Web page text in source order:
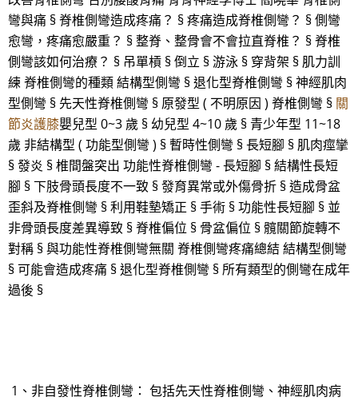
彎與痛 § 脊椎側彎造成疼痛？ § 疼痛造成脊椎側彎？ § 側彎
愈彎，疼痛愈嚴重？ § 整脊、整骨會不會拉直脊椎？ § 脊椎
側彎該如何治療？ § 吊單槓 § 倒立 § 游泳 § 穿背架 § 肌力訓
練 脊椎側彎的種類 結構型側彎 § 退化型脊椎側彎 § 神經肌肉
型側彎 § 先天性脊椎側彎 § 原發型 ( 不明原因 ) 脊椎側彎 § 關
節炎護膝嬰兒型 0~3 歲 § 幼兒型 4~10 歲 § 青少年型 11~18
歲 非結構型 ( 功能型側彎 ) § 暫時性側彎 § 長短腳 § 肌肉痙攣
§ 發炎 § 椎間盤突出 功能性脊椎側彎 - 長短腳 § 結構性長短
腳 § 下肢骨頭長度不一致 § 發育異常或外傷骨折 § 造成骨盆
歪斜及脊椎側彎 § 利用鞋墊矯正 § 手術 § 功能性長短腳 § 並
非骨頭長度差異導致 § 脊椎偏位 § 骨盆偏位 § 髖關節旋轉不
對稱 § 與功能性脊椎側彎無關 脊椎側彎疼痛總結 結構型側彎
§ 可能會造成疼痛 § 退化型脊椎側彎 § 所有類型的側彎在成年
過後 §
1、非自發性脊椎側彎： 包括先天性脊椎側彎、神經肌肉病